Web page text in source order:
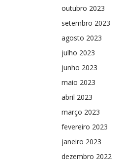
outubro 2023
setembro 2023
agosto 2023
julho 2023
junho 2023
maio 2023
abril 2023
março 2023
fevereiro 2023
janeiro 2023
dezembro 2022